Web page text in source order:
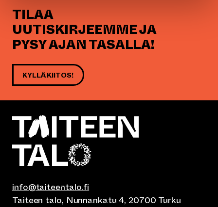
TILAA
UUTISKIRJEEMME JA
PYSY AJAN TASALLA!
KYLLÄ KIITOS!
info@taiteentalo.fi
Taiteen talo, Nunnankatu 4, 20700 Turku